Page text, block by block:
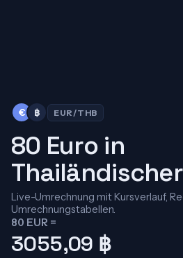
€ ฿ EUR/THB
80 Euro in
Live-Umrechnung mit Kursverlauf,
Umrechnungstabellen.
80 EUR =
3055,09 ฿